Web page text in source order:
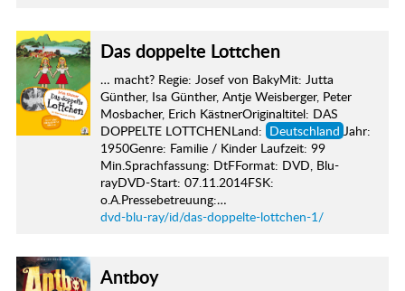
Das doppelte Lottchen
… macht? Regie: Josef von BakyMit: Jutta
Günther, Isa Günther, Antje Weisberger, Peter
Mosbacher, Erich KästnerOriginaltitel: DAS
DOPPELTE LOTTCHENLand: Deutschland Jahr:
1950Genre: Familie / Kinder Laufzeit: 99
Min.Sprachfassung: DtFFormat: DVD, Blu-
rayDVD-Start: 07.11.2014FSK:
o.A.Pressebetreuung:…
dvd-blu-ray/id/das-doppelte-lottchen-1/
Antboy